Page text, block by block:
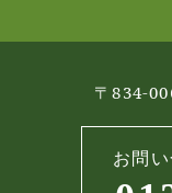
〒834-
お問